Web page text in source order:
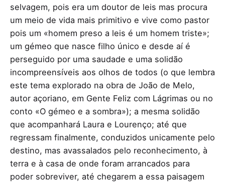
selvagem, pois era um doutor de leis mas procura
um meio de vida mais primitivo e vive como pastor
pois um «homem preso a leis é um homem triste»;
um gémeo que nasce filho único e desde aí é
perseguido por uma saudade e uma solidão
incompreensíveis aos olhos de todos (o que lembra
este tema explorado na obra de João de Melo,
autor açoriano, em Gente Feliz com Lágrimas ou no
conto «O gémeo e a sombra»); a mesma solidão
que acompanhará Laura e Lourenço; até que
regressam finalmente, conduzidos unicamente pelo
destino, mas avassalados pelo reconhecimento, à
terra e à casa de onde foram arrancados para
poder sobreviver, até chegarem a essa paisagem